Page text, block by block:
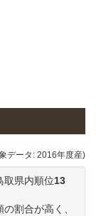
データ: 2016年度産)
取県内順位13
割合が高く、